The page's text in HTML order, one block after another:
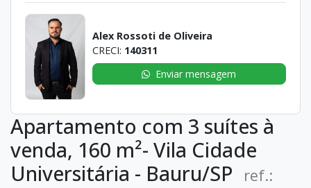
Alex Rossoti de Oliveira
CRECI: 140311
Enviar mensagem
Apartamento com 3 suítes à
venda, 160 m²- Vila Cidade
Universitária - Bauru/SP
ref.: